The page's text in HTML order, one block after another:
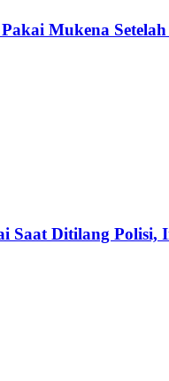
Mukena
Saat Ditilang Polisi,